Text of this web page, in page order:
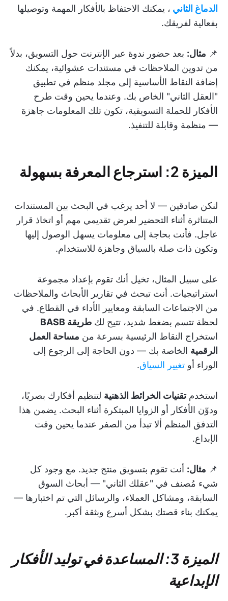
الدماغ الثاني ، يمكنك الاحتفاظ بالأفكار المهمة وتوصيلها
بفعالية لفريقك.
📌 مثال: بعد حضور ندوة عبر الإنترنت حول التسويق، بدلاً
من تدوين الملاحظات في مستندات عشوائية، يمكنك
إضافة النقاط الأساسية إلى مجلد منظم في تطبيق
"العقل الثاني" الخاص بك. وعندما يحين وقت طرح
الأفكار للحملة التسويقية، تكون تلك المعلومات جاهزة
— منظمة وقابلة للتنفيذ.
الميزة 2: استرجاع المعرفة بسهولة
لنكن صادقين — لا أحد يرغب في البحث بين المستندات
المتناثرة أثناء التحضير لعرض تقديمي مهم أو اتخاذ قرار
عاجل. فأنت بحاجة إلى معلومات يسهل الوصول إليها
وتكون ذات صلة بالسياق وجاهزة للاستخدام.
على سبيل المثال، تخيل أنك تقوم بإعداد مجموعة
استراتيجيات. أنت تبحث في تقارير الأبحاث والملاحظات
من الاجتماعات السابقة ومعايير الأداء في القطاع. في
لحظة تتسم بضغط شديد، تتيح لك طريقة BASB
استخراج النقاط الرئيسية بسرعة من مساحة العمل
الرقمية الخاصة بك — دون الحاجة إلى الرجوع إلى
الوراء أو تغيير السياق.
استخدمتقنيات الخرائط الذهنية لتنظيم أفكارك بصريًا،
ودوّن الأفكار أو الزوايا المبتكرة أثناء البحث. يضمن هذا
التدفق المنظم ألا تبدأ من الصفر عندما يحين وقت
الإبداع.
📌 مثال: أنت تقوم بتسويق منتج جديد. مع وجود كل
شيء مُصنف في "عقلك الثاني" — أبحاث السوق
السابقة، ومشاكل العملاء، والرسائل التي تم اختبارها —
يمكنك بناء قصتك بشكل أسرع وبثقة أكبر.
الميزة 3: المساعدة في توليد الأفكار
الإبداعية